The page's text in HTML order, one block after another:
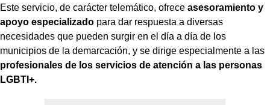
Este servicio, de carácter telemático, ofrece asesoramiento y
apoyo especializado para dar respuesta a diversas
necesidades que pueden surgir en el día a día de los
municipios de la demarcación, y se dirige especialmente a las
profesionales de los servicios de atención a las personas
LGBTI+.